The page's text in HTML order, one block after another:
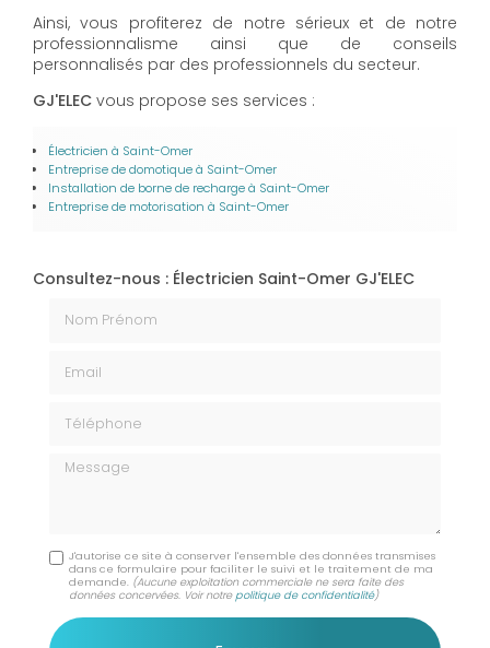
Ainsi, vous profiterez de notre sérieux et de notre
professionnalisme ainsi que de conseils
personnalisés par des professionnels du secteur.
GJ'ELEC vous propose ses services :
Électricien à Saint-Omer
Entreprise de domotiqueà Saint-Omer
Installation de borne de rechargeà Saint-Omer
Entreprise de motorisation​​​​​​​ à Saint-Omer
Consultez-nous : Électricien Saint-Omer GJ'ELEC
Message
J'autorise ce site à conserver l'ensemble des données transmises
dans ce formulaire pour faciliter le suivi et le traitement de ma
demande. (Aucune exploitation commerciale ne sera faite des
données concervées. Voir notrepolitique de confidentialité)